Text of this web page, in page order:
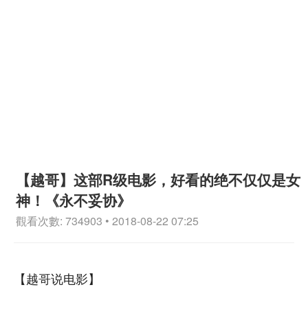
【越哥】这部R级电影，好看的绝不仅仅是女
神！《永不妥协》
觀看次數: 734903 • 2018-08-22 07:25
【越哥说电影】